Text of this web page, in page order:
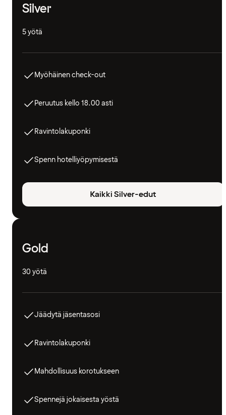
Silver
5 yötä
Myöhäinen check-out
Peruutus kello 18.00 asti
Ravintolakuponki
Spenn hotelliyöpymisestä
Kaikki Silver-edut
Gold
30 yötä
Jäädytä jäsentasosi
Ravintolakuponki
Mahdollisuus korotukseen
Spennejä jokaisesta yöstä